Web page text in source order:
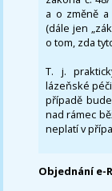
a o změně
(dále jen
o tom, zda
T. j.
lázeňské
případě
nad rámec
neplatí v
Objednání e-